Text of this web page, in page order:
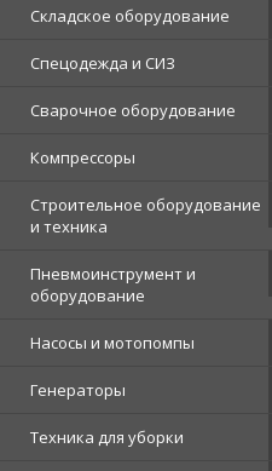
Складское оборудование
Спецодежда и СИЗ
Сварочное оборудование
Компрессоры
Строительное оборудование
и техника
Пневмоинструмент и
оборудование
Насосы и мотопомпы
Генераторы
Техника для уборки